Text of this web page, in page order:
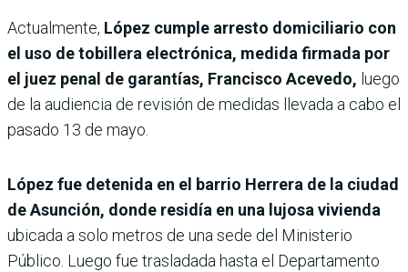
Actualmente, López cumple arresto domiciliario con
el uso de tobillera electrónica, medida firmada por
el juez penal de garantías, Francisco Acevedo, luego
de la audiencia de revisión de medidas llevada a cabo el
pasado 13 de mayo.
López fue detenida en el barrio Herrera de la ciudad
de Asunción, donde residía en una lujosa vivienda
ubicada a solo metros de una sede del Ministerio
Público. Luego fue trasladada hasta el Departamento